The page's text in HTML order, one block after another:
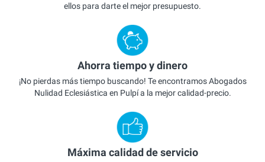
ellos para darte el mejor presupuesto.
Ahorra tiempo y dinero
¡No pierdas más tiempo buscando! Te encontramos Abogados
Nulidad Eclesiástica en Pulpí a la mejor calidad-precio.
Máxima calidad de servicio